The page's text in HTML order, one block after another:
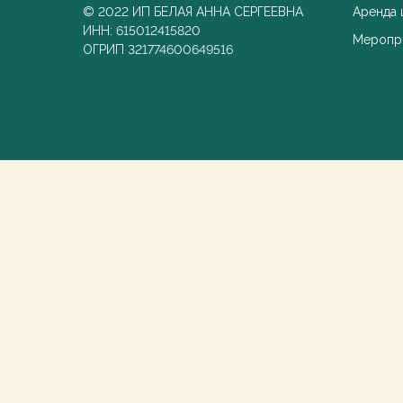
© 2022 ИП БЕЛАЯ АННА СЕРГЕЕВНА
ИНН: 615012415820
ОГРИП 321774600649516
Аренда